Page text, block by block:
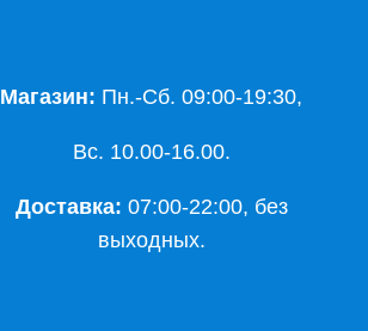
Магазин: Пн.-Сб. 09:00-19:30,
Вс. 10.00-16.00.
Доставка: 07:00-22:00, без
выходных.